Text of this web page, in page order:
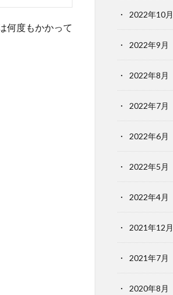
何度もかかって
2022年10月
2022年9月
2022年8月
2022年7月
2022年6月
2022年5月
2022年4月
2021年12月
2021年7月
2020年8月